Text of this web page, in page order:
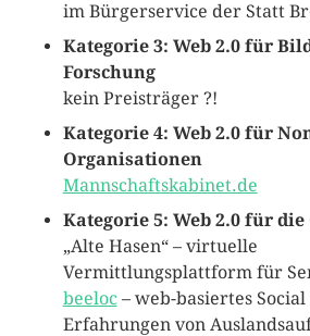
im Bürgerservice der Statt
Kategorie 3: Web 2.0 für
Forschung
kein Preisträger ?!
Kategorie 4: Web 2.0 für
Organisationen
Mannschaftskabinet.de
Kategorie 5: Web 2.0 für
„Alte Hasen“ – virtuelle
Vermittlungsplattform für
beeloc– web-basiertes
Erfahrungen von